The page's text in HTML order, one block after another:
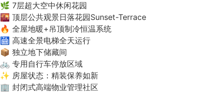
🌿 7层超大空中休闲花园
🌇 顶层公共观景日落花园Sunset-Terrace
🔥 全屋地暖+吊顶制冷恒温系统
🛗 高速全景电梯全天运行
📦 独立地下储藏间
🚲 专用自行车停放区域
✨ 房屋状态：精装保养如新
🏢 封闭式高端物业管理社区